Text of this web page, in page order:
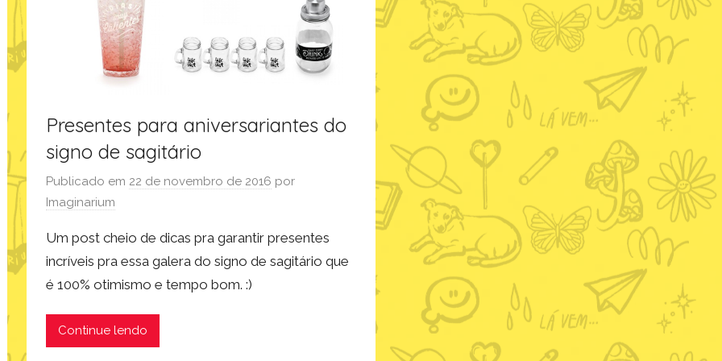
Presentes para aniversariantes do
signo de sagitário
Publicado em 22 de novembro de 2016 por
Imaginarium
Um post cheio de dicas pra garantir presentes
incríveis pra essa galera do signo de sagitário que
é 100% otimismo e tempo bom. :)
Continue lendo